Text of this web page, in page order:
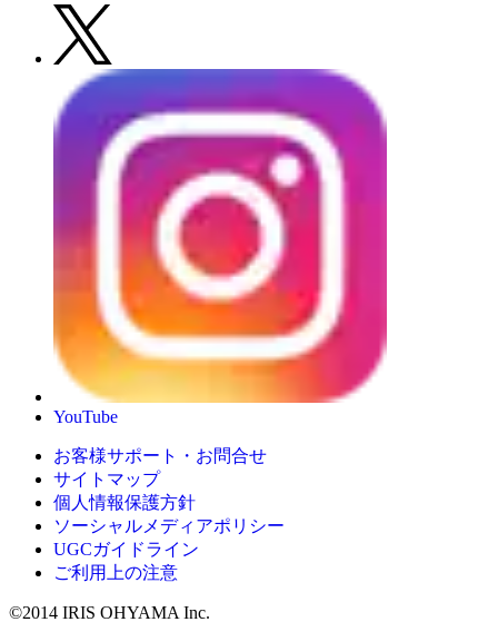
YouTube
お客様サポート・お問合せ
サイトマップ
個人情報保護方針
ソーシャルメディアポリシー
UGCガイドライン
ご利用上の注意
©2014 IRIS OHYAMA Inc.